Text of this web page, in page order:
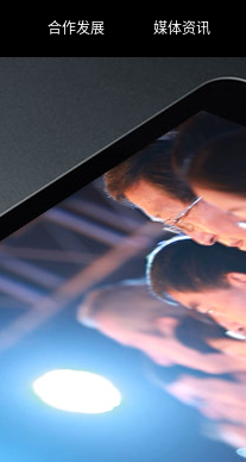
合作发展 媒体资讯